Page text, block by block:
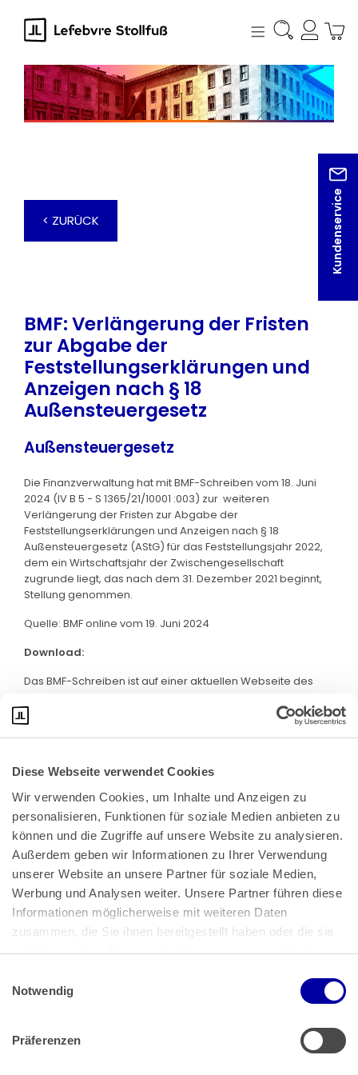
Diese Webseite verwendet Cookies
Wir verwenden Cookies, um Inhalte und Anzeigen zu
personalisieren, Funktionen für soziale Medien anbieten zu
können und die Zugriffe auf unsere Website zu analysieren.
Außerdem geben wir Informationen zu Ihrer Verwendung
unserer Website an unsere Partner für soziale Medien,
Werbung und Analysen weiter. Unsere Partner führen diese
Informationen möglicherweise mit weiteren Daten
zusammen, die Sie ihnen bereitgestellt haben oder die sie
im Rahmen Ihrer Nutzung der Dienste gesammelt haben.
Impressum
Notwendig
Präferenzen
springen
Kundenservice
< ZURÜCK
BMF: Verlängerung der Fristen
zur Abgabe der
Feststellungserklärungen und
Anzeigen nach § 18
Außensteuergesetz
Außensteuergesetz
Die Finanzverwaltung hat mit BMF-Schreiben vom 18. Juni
2024 (IV B 5 - S 1365/21/10001 :003) zur weiteren
Verlängerung der Fristen zur Abgabe der
Feststellungserklärungen und Anzeigen nach § 18
Außensteuergesetz (AStG) für das Feststellungsjahr 2022,
dem ein Wirtschaftsjahr der Zwischengesellschaft
zugrunde liegt, das nach dem 31. Dezember 2021 beginnt,
Stellung genommen.
Quelle: BMF online vom 19. Juni 2024
Download:
Das BMF-Schreiben ist auf einer aktuellen Webseite des
Bundeskanzlerplatz 2
53113 Bonn
Pressemitteilungen|AGB
Impressum|Datenschutz